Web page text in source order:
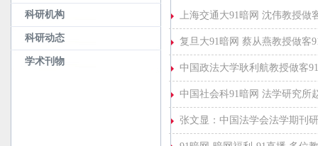
科研机构
科研动态
学术刊物
上海交通大91暗网 沈伟教授做
复旦大91暗网 蔡从燕教授做客
中国政法大学耿利航教授做客
中国社会科91暗网 法学研究所
张文显：中国法学会法学期刊